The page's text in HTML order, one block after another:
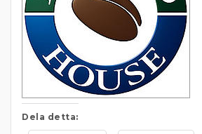
Dela detta: